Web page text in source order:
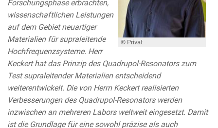
© Privat
Forschungsphase erbrachten,
wissenschaftlichen Leistungen
auf dem Gebiet neuartiger
Materialien für supraleitende
Hochfrequenzsysteme. Herr
Keckert hat das Prinzip des Quadrupol-Resonators zum
Test supraleitender Materialien entscheidend
weiterentwickelt. Die von Herrn Keckert realisierten
Verbesserungen des Quadrupol-Resonators werden
inzwischen an mehreren Labors weltweit eingesetzt. Damit
ist die Grundlage für eine sowohl präzise als auch